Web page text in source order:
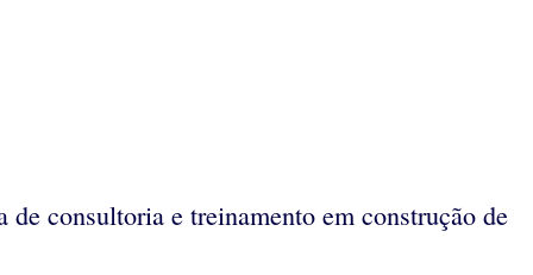
consultoria e treinamento em construção de